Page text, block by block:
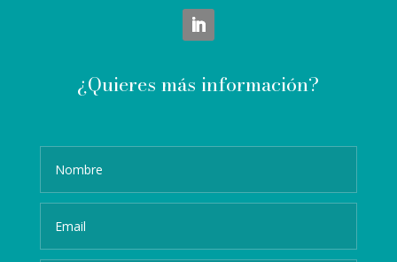
¿Quieres más información?